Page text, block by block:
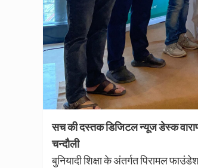
सच की दस्तक डिजिटल न्यूज डेस्क
चन्दौली
बुनियादी शिक्षा के अंतर्गत पिरामल